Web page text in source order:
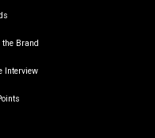
the Brand
Interview